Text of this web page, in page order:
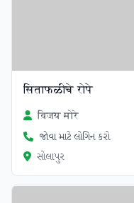
सिताफळीचे रोपे
विजय मोरे
જોવા માટે લોગિન કરો
સોલાપુર